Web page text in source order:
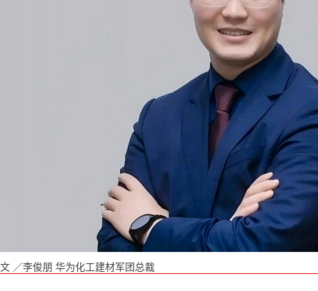
文 ／李俊朋 华为化工建材军团总裁